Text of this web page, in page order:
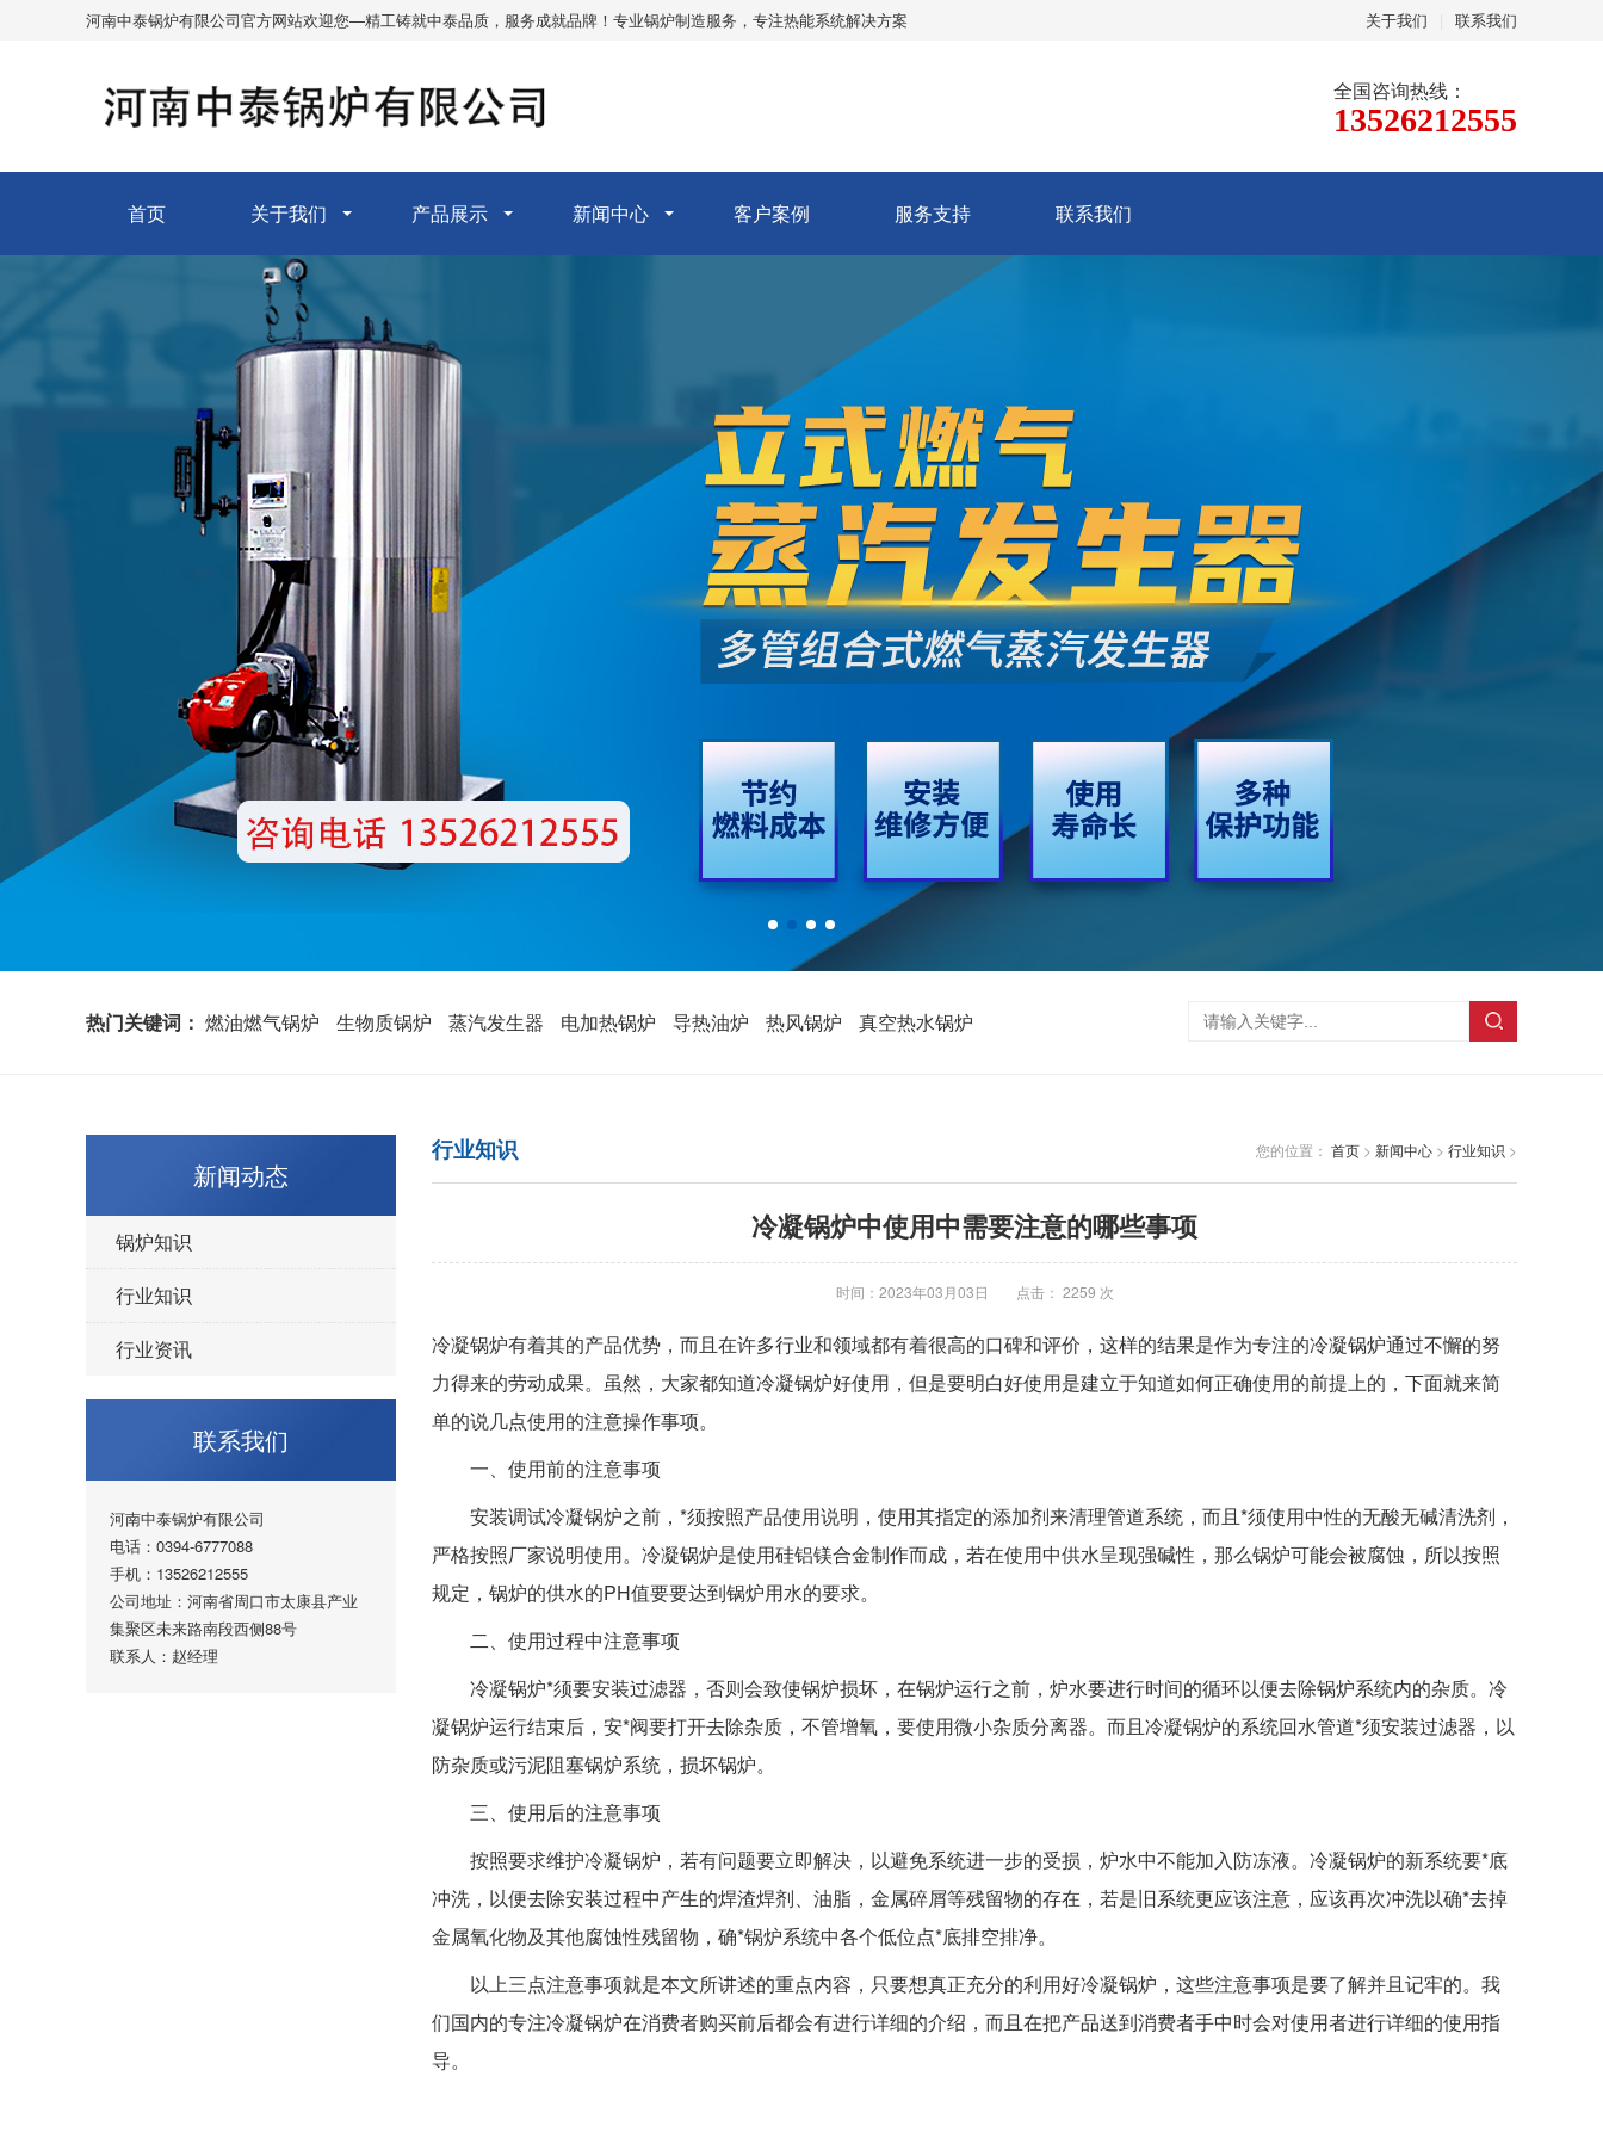
关于我们 联系我们
河南中泰锅炉有限公司官方网站欢迎您—精工铸就中泰品质，服务成就品牌！专业锅炉制造服务，专注热能系统解决方案
全国咨询热线：
13526212555
首页 关于我们 产品展示 新闻中心 客户案例 服务支持 联系我们
热门关键词： 燃油燃气锅炉 生物质锅炉 蒸汽发生器 电加热锅炉 导热油炉 热风锅炉 真空热水锅炉
新闻动态
锅炉知识
行业知识
行业资讯
联系我们
河南中泰锅炉有限公司
电话：0394-6777088
手机：13526212555
公司地址：河南省周口市太康县产业
集聚区未来路南段西侧88号
联系人：赵经理
您的位置： 首页 > 新闻中心 > 行业知识 >
行业知识
冷凝锅炉中使用中需要注意的哪些事项
时间：2023年03月03日 点击： 2259 次
冷凝锅炉有着其的产品优势，而且在许多行业和领域都有着很高的口碑和评价，这样的结果是作为专注的冷凝锅炉通过不懈的努
力得来的劳动成果。虽然，大家都知道冷凝锅炉好使用，但是要明白好使用是建立于知道如何正确使用的前提上的，下面就来简
单的说几点使用的注意操作事项。
一、使用前的注意事项
安装调试冷凝锅炉之前，*须按照产品使用说明，使用其指定的添加剂来清理管道系统，而且*须使用中性的无酸无碱清洗剂，
严格按照厂家说明使用。冷凝锅炉是使用硅铝镁合金制作而成，若在使用中供水呈现强碱性，那么锅炉可能会被腐蚀，所以按照
规定，锅炉的供水的PH值要要达到锅炉用水的要求。
二、使用过程中注意事项
冷凝锅炉*须要安装过滤器，否则会致使锅炉损坏，在锅炉运行之前，炉水要进行时间的循环以便去除锅炉系统内的杂质。冷
凝锅炉运行结束后，安*阀要打开去除杂质，不管增氧，要使用微小杂质分离器。而且冷凝锅炉的系统回水管道*须安装过滤器，以
防杂质或污泥阻塞锅炉系统，损坏锅炉。
三、使用后的注意事项
按照要求维护冷凝锅炉，若有问题要立即解决，以避免系统进一步的受损，炉水中不能加入防冻液。冷凝锅炉的新系统要*底
冲洗，以便去除安装过程中产生的焊渣焊剂、油脂，金属碎屑等残留物的存在，若是旧系统更应该注意，应该再次冲洗以确*去掉
金属氧化物及其他腐蚀性残留物，确*锅炉系统中各个低位点*底排空排净。
以上三点注意事项就是本文所讲述的重点内容，只要想真正充分的利用好冷凝锅炉，这些注意事项是要了解并且记牢的。我
们国内的专注冷凝锅炉在消费者购买前后都会有进行详细的介绍，而且在把产品送到消费者手中时会对使用者进行详细的使用指
导。